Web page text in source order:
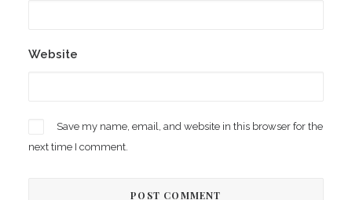
Website
Save my name, email, and website in this browser for the
next time I comment.